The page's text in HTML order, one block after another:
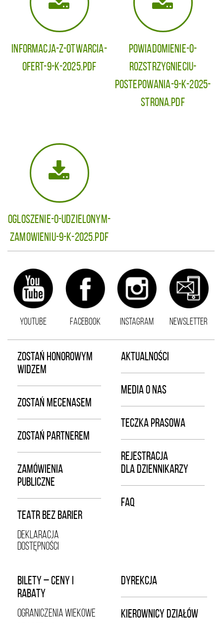
Informacja-z-otwarcia-
ofert-9-K-2025.pdf
Powiadomienie-o-
rozstrzygnieciu-
postepowania-9-K-2025-
strona.pdf
Ogloszenie-o-udzielonym-
zamowieniu-9-K-2025.pdf
YOUTUBE FACEBOOK INSTAGRAM NEWSLETTER
ZOSTAŃ HONOROWYM
WIDZEM
ZOSTAŃ MECENASEM
ZOSTAŃ PARTNEREM
ZAMÓWIENIA
PUBLICZNE
TEATR BEZ BARIER
DEKLARACJA
DOSTĘPNOŚCI
AKTUALNOŚCI
MEDIA O NAS
TECZKA PRASOWA
REJESTRACJA
DLA DZIENNIKARZY
FAQ
BILETY – CENY I
RABATY
OGRANICZENIA WIEKOWE
DYREKCJA
KIEROWNICY DZIAŁÓW